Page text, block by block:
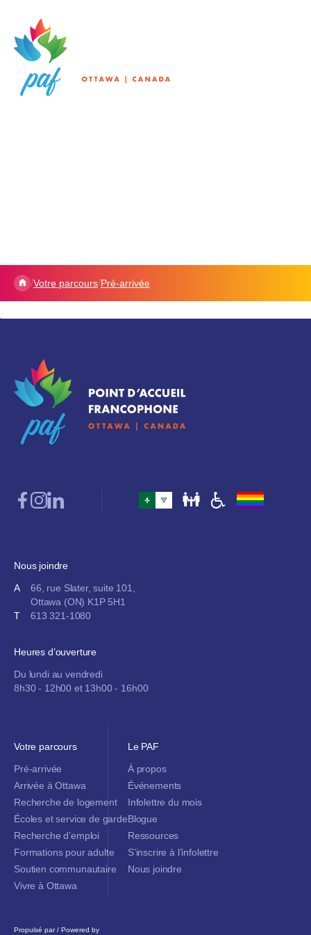
/Votre parcours/Pré-arrivée
Nous joindre
A
66, rue Slater, suite 101,
Ottawa (ON) K1P 5H1
T
613 321-1080
Heures d’ouverture
Du lundi au vendredi
8h30 - 12h00 et 13h00 - 16h00
Votre parcours
Pré-arrivée
Arrivée à Ottawa
Recherche de logement
Écoles et service de garde
Recherche d’emploi
Formations pour adulte
Soutien communautaire
Vivre à Ottawa
Le PAF
À propos
Événements
Infolettre du mois
Blogue
Ressources
S’inscrire à l’infolettre
Nous joindre
Propulsé par / Powered by